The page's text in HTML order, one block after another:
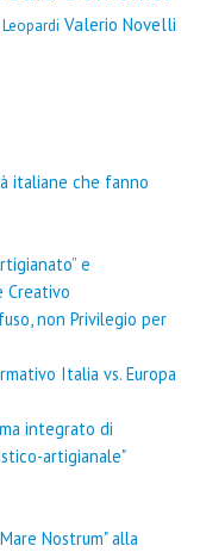
Valerio Novelli
italiane che fanno
e
Creativo
non Privilegio per
Italia vs. Europa
integrato di
artigianale"
Nostrum" alla